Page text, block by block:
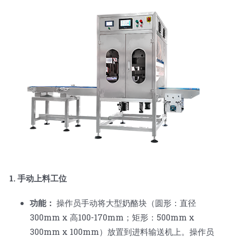
三角蛋糕切割机
条状奶酪切片
挤出奶酪切片
三明治切割机
寿司切割机
常温面团切割
冷冻面团切割
糕点/糖果
牛轧糖切割
谷物棒切割
1. 手动上料工位
功能： 操作员手动将大型奶酪块（圆形：直径
300mm x 高100-170mm；矩形：500mm x
300mm x 100mm）放置到进料输送机上。操作员